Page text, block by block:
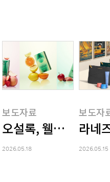
보도자료
오설록, 웰니스 말차
2026.05.18
보도자
라네
2026.05.15